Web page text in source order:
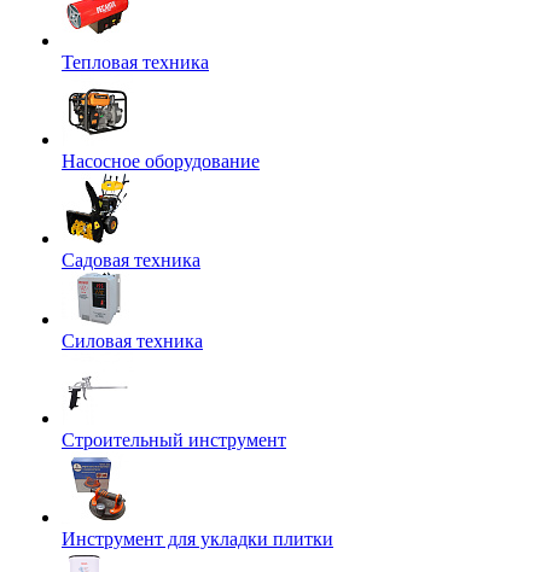
Тепловая техника
Насосное оборудование
Садовая техника
Силовая техника
Строительный инструмент
Инструмент для укладки плитки